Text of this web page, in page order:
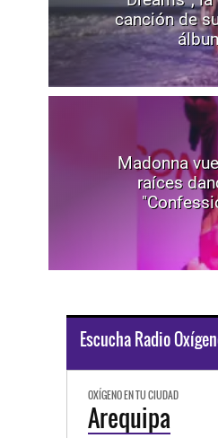
canción de
Madonna
raíces
Escucha Radio
OXÍGENO EN TU CIUDAD
Arequipa